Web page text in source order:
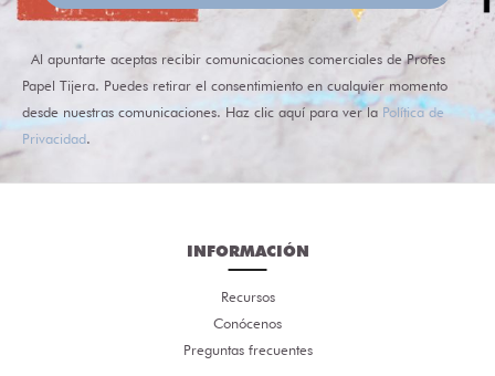
Al apuntarte aceptas recibir comunicaciones comerciales de Profes
Papel Tijera. Puedes retirar el consentimiento en cualquier momento
desde nuestras comunicaciones. Haz clic aquí para ver la Política de
Privacidad.
INFORMACIÓN
Recursos
Conócenos
Preguntas frecuentes